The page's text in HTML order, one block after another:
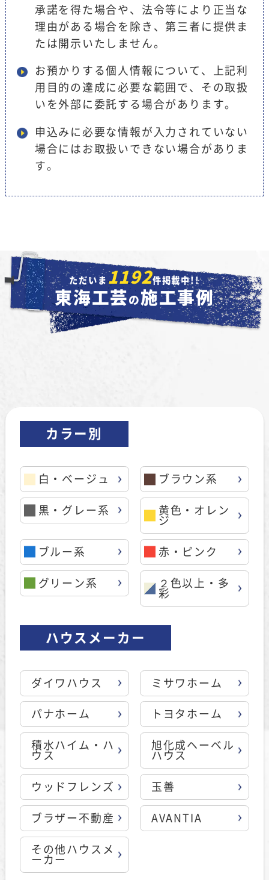
承諾を得た場合や、法令等により正当な
理由がある場合を除き、第三者に提供ま
たは開示いたしません。
お預かりする個人情報について、上記利
用目的の達成に必要な範囲で、その取扱
いを外部に委託する場合があります。
申込みに必要な情報が入力されていない
場合にはお取扱いできない場合がありま
す。
ただいま 1192件掲載中!!
東海工芸 の 施工事例
カラー別
白・ベージュ ブラウン系
黒・グレー系
黄色・オレン
ジ
ブルー系 赤・ピンク
グリーン系
２色以上・多
彩
ハウスメーカー
ダイワハウス ミサワホーム
パナホーム トヨタホーム
積水ハイム・ハ
ウス
旭化成ヘーベル
ハウス
ウッドフレンズ 玉善
ブラザー不動産 AVANTIA
その他ハウスメ
ーカー